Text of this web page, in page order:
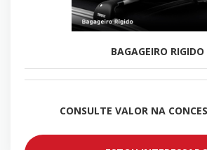
BAGAGEIRO RIGIDO
CONSULTE VALOR NA